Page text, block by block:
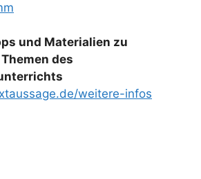
und Materialien zu
des
weitere-infos